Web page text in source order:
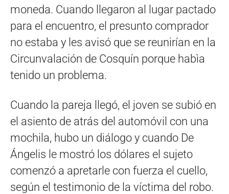
moneda. Cuando llegaron al lugar pactado
para el encuentro, el presunto comprador
no estaba y les avisó que se reunirían en la
Circunvalación de Cosquín porque habìa
tenido un problema.
Cuando la pareja llegó, el joven se subió en
el asiento de atrás del automóvil con una
mochila, hubo un diálogo y cuando De
Ángelis le mostró los dólares el sujeto
comenzó a apretarle con fuerza el cuello,
según el testimonio de la víctima del robo.